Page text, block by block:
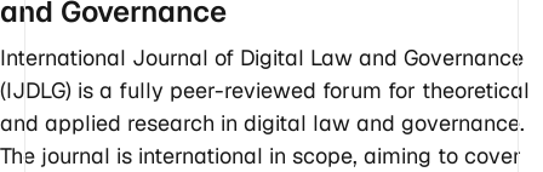
and Governance
International Journal of Digital Law and Governance
(IJDLG) is a fully peer-reviewed forum for theoretical
and applied research in digital law and governance.
The journal is international in scope, aiming to cover